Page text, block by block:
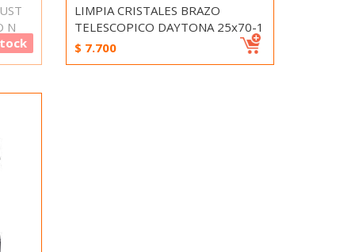
N
LIMPIA CRISTALES BRAZO
TELESCOPICO DAYTONA 25x70-1
$ 7.700